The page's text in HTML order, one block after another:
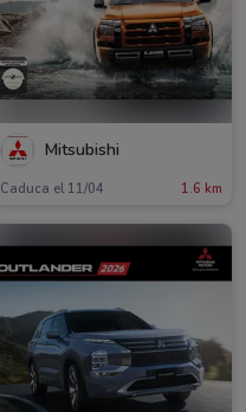
Mitsubishi
Caduca el 11/04 1.6 km